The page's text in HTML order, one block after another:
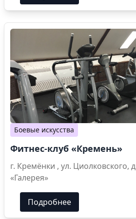
Боевые искусства
Фитнес-клуб «Кремень»
г. Кремёнки , ул. Циолковского, д.4а, стр.1, ТД
«Галерея»
Подробнее